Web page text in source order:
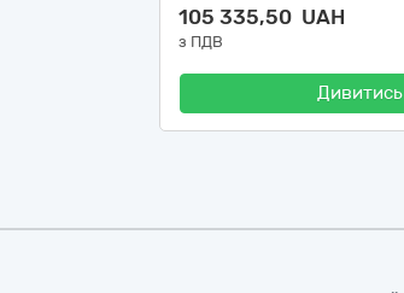
105 335,50 UAH
з ПДВ
Дивитись